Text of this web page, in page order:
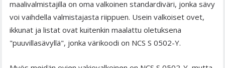
maalivalmistajilla on oma valkoinen standardiväri, jonka sävy
voi vaihdella valmistajasta riippuen. Usein valkoiset ovet,
ikkunat ja listat ovat kuitenkin maalattu oletuksena
"puuvillasävyllä", jonka värikoodi on NCS S 0502-Y.